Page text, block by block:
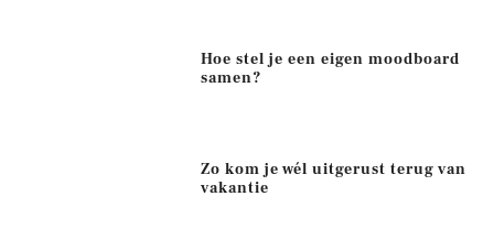
Hoe stel je een eigen moodboard
samen?
Zo kom je wél uitgerust terug van
vakantie